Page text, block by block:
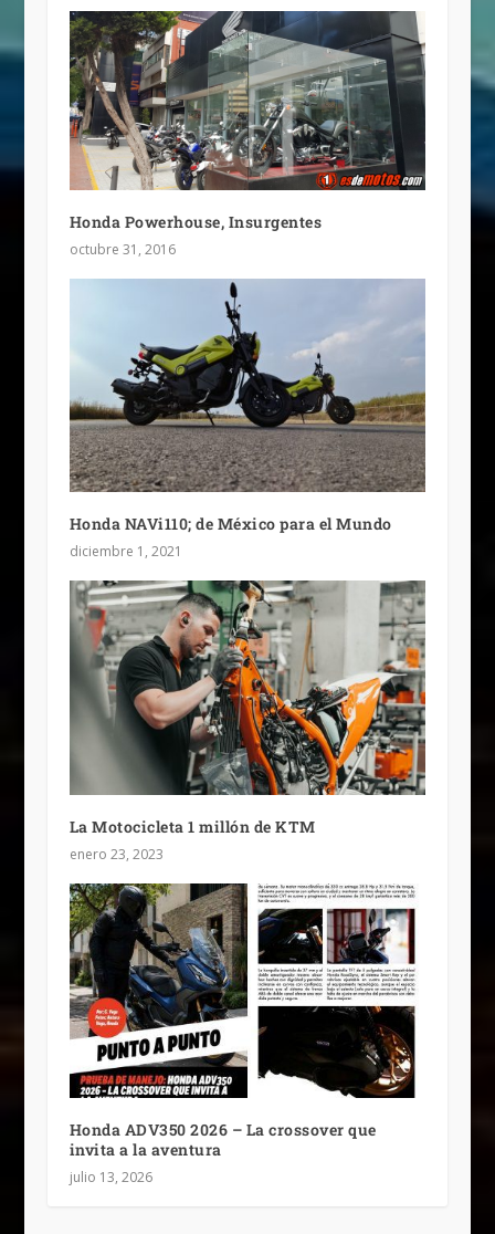
Honda Powerhouse, Insurgentes
octubre 31, 2016
Honda NAVi110; de México para el Mundo
diciembre 1, 2021
La Motocicleta 1 millón de KTM
enero 23, 2023
Honda ADV350 2026 – La crossover que
invita a la aventura
julio 13, 2026